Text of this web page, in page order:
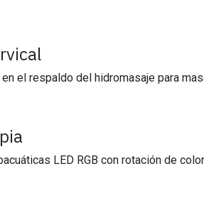
el respaldo del hidromasaje para
LED RGB con rotación de